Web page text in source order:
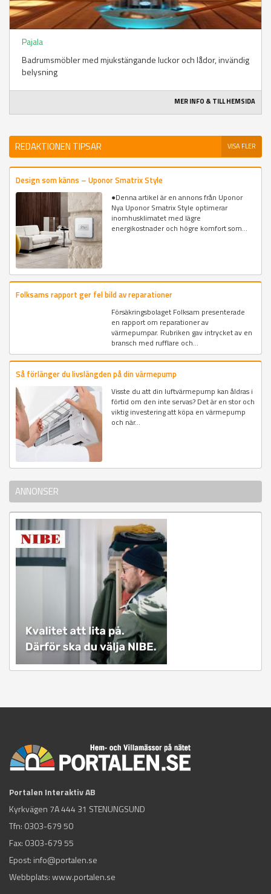
Pajala
Badrumsmöbler med mjukstängande luckor och lådor, invändig
belysning
MER INFO & TILL HEMSIDA
REDAKTIONEN TIPSAR VISA FLER
Design som känns – Uponor Smatrix Style
●Denna artikel är en annons från Uponor
Nya Uponor Smatrix Style optimerar
inomhusklimatet med lägre
energikostnader och högre komfort som...
Folksams rapport ger fel bild av reparationer
Försäkringsbolaget Folksam presenterade
en rapport om reparationer av
värmepumpar. Rubriken gav intrycket av en
bransch med rufflare och...
Så förlänger du livslängden på din värmepump
Visste du att din luftvärmepump kan åldras i
förtid om den inte servas? Det är en stor och
viktig investering att köpa en värmepump
och när...
ANNONSER
Portalen Interaktiv AB
Kyrkvägen 7A 444 31 STENUNGSUND
Tfn: 0303-679 50
Fax: 0303-679 55
Epost: info@portalen.se
Webbplats: www.portalen.se